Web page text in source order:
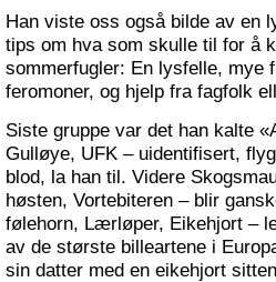
Han viste oss også bilde av en
tips om hva som skulle til for å
sommerfugler: En lysfelle, mye
feromoner, og hjelp fra fagfolk
Siste gruppe var det han kalte
Gulløye, UFK – uidentifisert,
blod, la han til. Videre
høsten, Vortebiteren – blir
følehorn, Lærløper, Eikehjort –
av de største billeartene i
sin datter med en eikehjort